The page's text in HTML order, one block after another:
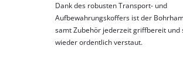
of
technologies
used.
Dank des robusten Transport- und
Aufbewahrungskoffers ist der
samt Zubehör jederzeit griffbereit und
wieder ordentlich verstaut.